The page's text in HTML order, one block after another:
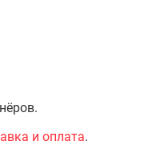
и оплата.